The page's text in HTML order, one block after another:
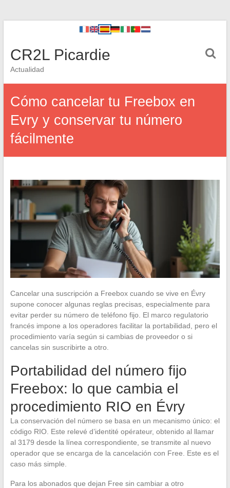
CR2L Picardie
Actualidad
Cómo cancelar tu Freebox en
Evry y conservar tu número
fácilmente
Cancelar una suscripción a Freebox cuando se vive en Évry
supone conocer algunas reglas precisas, especialmente para
evitar perder su número de teléfono fijo. El marco regulatorio
francés impone a los operadores facilitar la portabilidad, pero el
procedimiento varía según si cambias de proveedor o si
cancelas sin suscribirte a otro.
Portabilidad del número fijo
Freebox: lo que cambia el
procedimiento RIO en Évry
La conservación del número se basa en un mecanismo único: el
código RIO. Este relevé d’identité opérateur, obtenido al llamar
al 3179 desde la línea correspondiente, se transmite al nuevo
operador que se encarga de la cancelación con Free. Este es el
caso más simple.
Para los abonados que dejan Free sin cambiar a otro